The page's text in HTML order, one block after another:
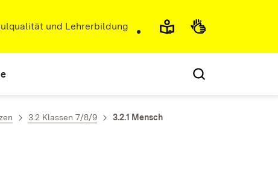
und Lehrerbildung
3.2 Klassen 7/8/9 3.2.1 Mensch